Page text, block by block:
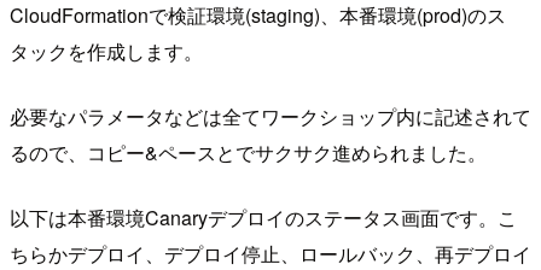
CloudFormationで検証環境(staging)、本番環境(prod)のス
タックを作成します。
必要なパラメータなどは全てワークショップ内に記述されて
るので、コピー&ペースとでサクサク進められました。
以下は本番環境Canaryデプロイのステータス画面です。こ
ちらかデプロイ、デプロイ停止、ロールバック、再デプロイ